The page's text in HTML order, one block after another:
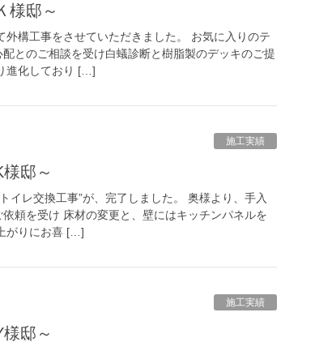
様邸～
外構工事をさせていただきました。 お気に入りのテ
とのご相談を受け白蟻診断と樹脂製のデッキのご提
進化しており […]
施工実績
様邸～
イレ交換工事”が、完了しました。 奥様より、手入
頼を受け 床材の変更と、壁にはキッチンパネルを
がりにお喜 […]
施工実績
様邸～